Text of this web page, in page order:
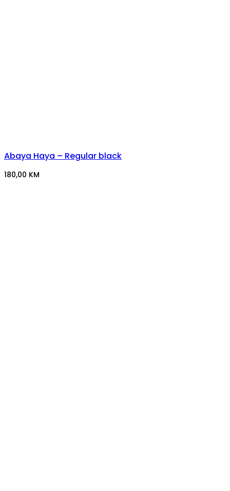
Abaya Haya – Regular black
180,00 KM